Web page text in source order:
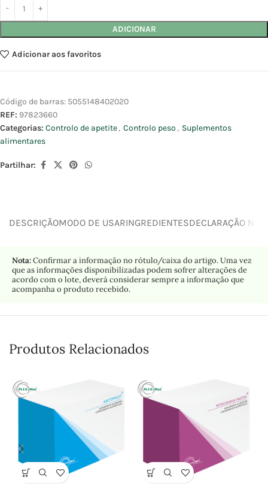
ADICIONAR
Adicionar aos favoritos
Código de barras: 5055148402020
REF: 97823660
Categorias: Controlo de apetite, Controlo peso , Suplementos
alimentares
Partilhar:
DESCRIÇÃOMODO DE USARINGREDIENTESDECLARAÇÃO
Nota:Confirmar a informação no rótulo/caixa do artigo. Uma vez
que as informações disponibilizadas podem sofrer alterações de
acordo com o lote, deverá considerar sempre a informação que
acompanha o produto recebido.
Produtos Relacionados